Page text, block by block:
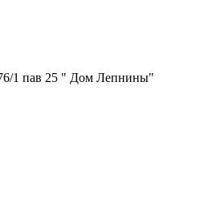
1 пав 25 " Дом Лепнины"